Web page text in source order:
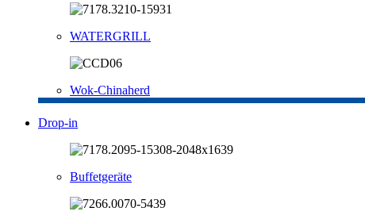
WATERGRILL
Wok-Chinaherd
Drop-in
Buffetgeräte